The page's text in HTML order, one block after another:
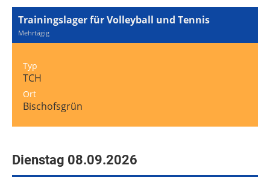
Trainingslager für Volleyball und Tennis
Mehrtägig
Typ
TCH
Ort
Bischofsgrün
Dienstag 08.09.2026